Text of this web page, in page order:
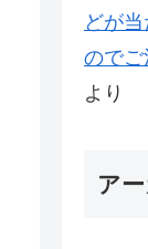
どが
のでご
より
ア